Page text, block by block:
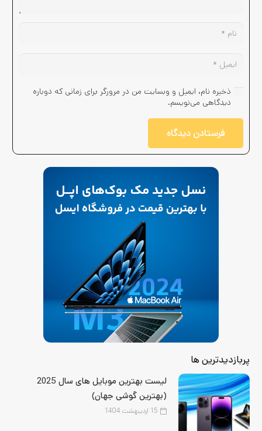
ذخیره نام، ایمیل و وبسایت من در مرورگر برای زمانی که دوباره
دیدگاهی می‌نویسم.
فرستادن دیدگاه
پربازدیدترین ها
لیست بهترین موبایل‌ های سال 2025
(بهترین گوشی جهان)
15 اردیبهشت 1404